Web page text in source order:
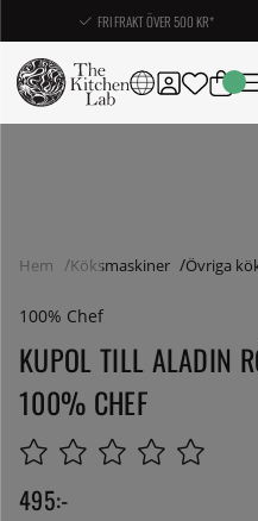
FRI FRAKT ÖVER 500 KR*
Hem Köksmaskiner Övriga
100% Chef
KUPOL TILL ALADIN
100% CHEF
495:-